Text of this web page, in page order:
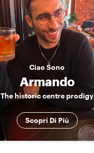
CiaoSono
Armando
The historic centre prodigy
Scopri Di Più